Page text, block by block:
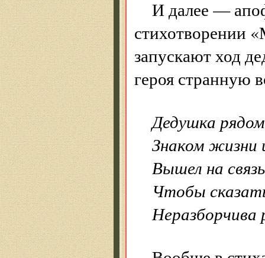
И далее —
стихотворении
запускают ход
героя странную
Дедушка
Знаком жизни
Вышел на
Чтобы
Неразборчива